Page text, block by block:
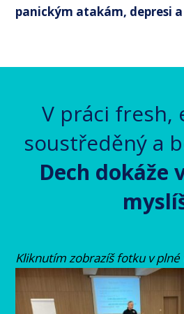
panickým atakám, depresi
V práci fresh,
soustředěný a
Dech dokáže
Kliknutím zobrazíš fotku v plné